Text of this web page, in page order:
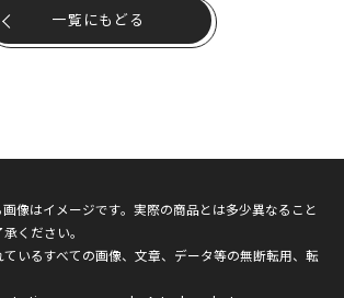
一覧にもどる
像はイメージです。実際の商品とは多少異なること
ください。
いるすべての画像、文章、データ等の無断転用、転